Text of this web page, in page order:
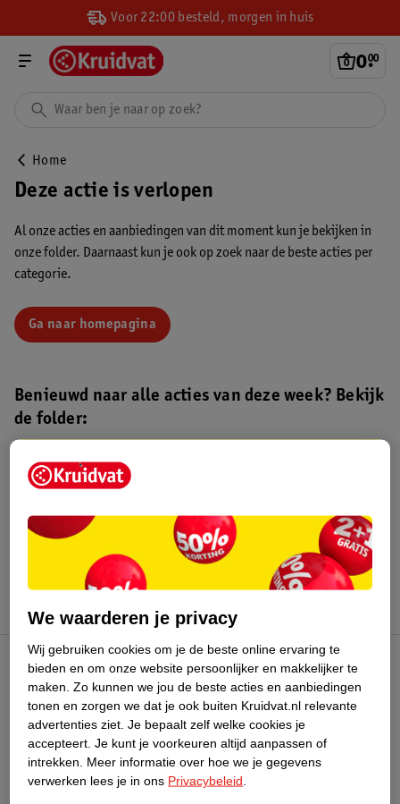
Voor 22:00 besteld, morgen in huis
0.
00
Home
Deze actie is verlopen
Al onze acties en aanbiedingen van dit moment kun je bekijken in
onze folder. Daarnaast kun je ook op zoek naar de beste acties per
categorie.
Ga naar homepagina
Benieuwd naar alle acties van deze week? Bekijk
de folder:
Kruidvat folder
augustus 2026.
Kruidvat Club
Klantenservice
Over Kruidvat
We waarderen je privacy
Wij gebruiken cookies om je de beste online ervaring te
bieden en om onze website persoonlijker en makkelijker te
maken. Zo kunnen we jou de beste acties en aanbiedingen
tonen en zorgen we dat je ook buiten Kruidvat.nl relevante
advertenties ziet. Je bepaalt zelf welke cookies je
accepteert. Je kunt je voorkeuren altijd aanpassen of
intrekken.
Meer informatie over hoe we je gegevens
verwerken lees je in ons Privacybeleid